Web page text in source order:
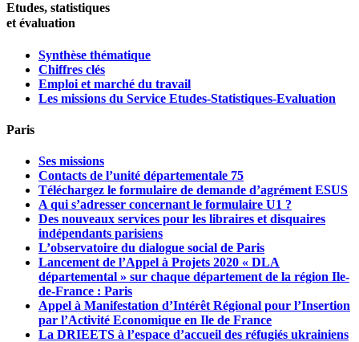
Etudes, statistiques
et évaluation
Synthèse thématique
Chiffres clés
Emploi et marché du travail
Les missions du Service Etudes-Statistiques-Evaluation
Paris
Ses missions
Contacts de l’unité départementale 75
Téléchargez le formulaire de demande d’agrément ESUS
A qui s’adresser concernant le formulaire U1 ?
Des nouveaux services pour les libraires et disquaires
indépendants parisiens
L’observatoire du dialogue social de Paris
Lancement de l’Appel à Projets 2020 « DLA
départemental » sur chaque département de la région Ile-
de-France : Paris
Appel à Manifestation d’Intérêt Régional pour l’Insertion
par l’Activité Economique en Ile de France
La DRIEETS à l’espace d’accueil des réfugiés ukrainiens